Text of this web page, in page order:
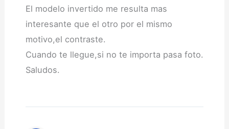
El modelo invertido me resulta mas
interesante que el otro por el mismo
motivo,el contraste.
Cuando te llegue,si no te importa pasa foto.
Saludos.